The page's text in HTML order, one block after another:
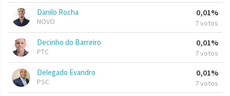
Danilo Rocha
NOVO
0,01%
7 votos
Decinho do Barreiro
PTC
0,01%
7 votos
Delegado Evandro
PSC
0,01%
7 votos